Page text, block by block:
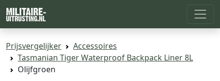
Prijsvergelijker
Accessoires
Tasmanian Tiger Waterproof Backpack Liner 8L
Olijfgroen